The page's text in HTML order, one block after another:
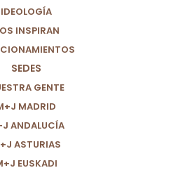
IDEOLOGÍA
INSPIRAN
SEDES
GENTE
MADRID
ANDALUCÍA
ASTURIAS
EUSKADI
Social